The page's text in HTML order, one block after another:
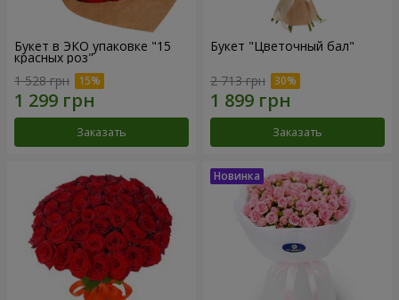
Букет в ЭКО упаковке "15
красных роз"
1 528 грн
Заказать
Букет "Цветочный бал"
2 713 грн
Заказать